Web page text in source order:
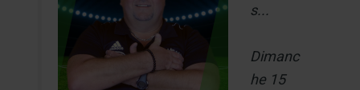
s...
Dimanc
he 15